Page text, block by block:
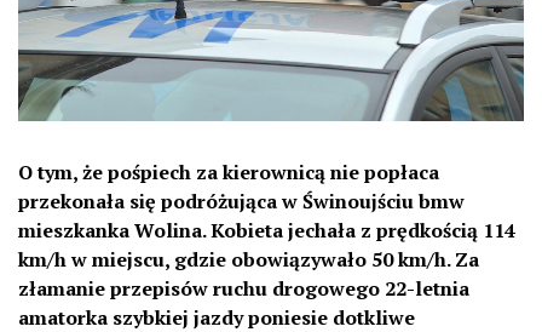
O tym, że pośpiech za kierownicą nie popłaca
przekonała się podróżująca w Świnoujściu bmw
mieszkanka Wolina. Kobieta jechała z prędkością 114
km/h w miejscu, gdzie obowiązywało 50 km/h. Za
złamanie przepisów ruchu drogowego 22-letnia
amatorka szybkiej jazdy poniesie dotkliwe